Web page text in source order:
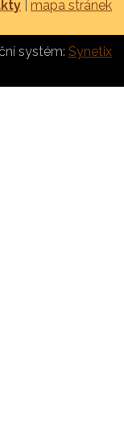
mapa stránek
systém: Synetix